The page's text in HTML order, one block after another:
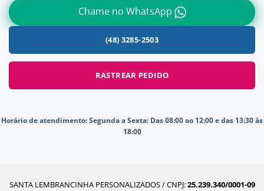
Chame no WhatsApp
(48) 3285-2503
RASTREAR PEDIDO
Horário de atendimento:Segunda a Sexta: Das 08:00 ao 12:00 e das 13:30 às
18:00
SANTA LEMBRANCINHA PERSONALIZADOS / CNPJ:25.239.340/0001-09